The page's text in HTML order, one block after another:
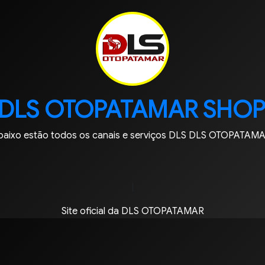
OTOPATAMAR SHOP
estão todos os canais e serviços DLS DLS
Site oficial da DLS OTOPATAMAR